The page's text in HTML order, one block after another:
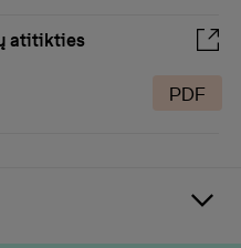
atitikties
PDF